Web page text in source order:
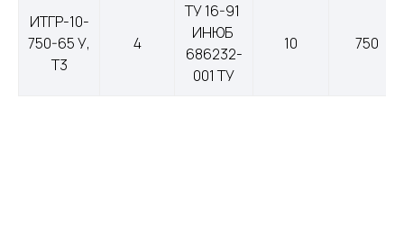
ИТГР-10-
750-65 У,
Т3
4
ТУ 16-91
ИНЮБ
686232-
001 ТУ
10 750
Политика конфиденциальности
Сертификаты